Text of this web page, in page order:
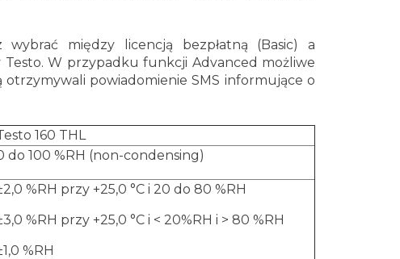
między licencją bezpłatną (Basic) a
W przypadku funkcji Advanced możliwe
powiadomienie SMS informujące o
160 THL
do 100 %RH (non-condensing)
%RH przy +25,0 °C i 20 do 80 %RH
%RH przy +25,0 °C i < 20%RH i > 80 %RH
%RH